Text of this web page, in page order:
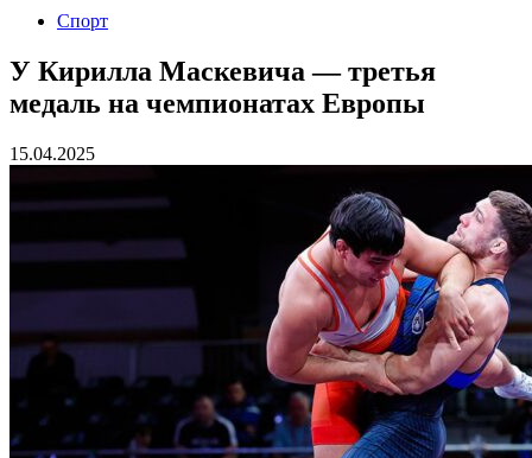
Спорт
У Кирилла Маскевича — третья
медаль на чемпионатах Европы
15.04.2025